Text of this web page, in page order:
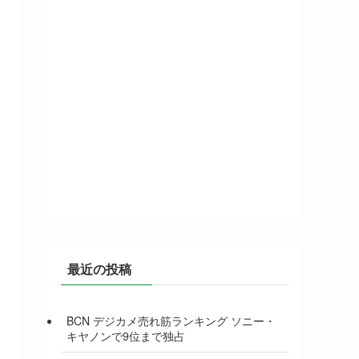
最近の投稿
BCN デジカメ売れ筋ランキング ソニー・
キヤノンで9位まで独占